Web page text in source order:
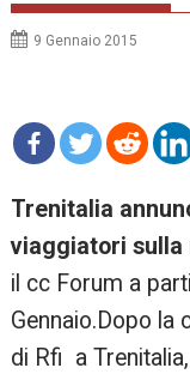
9 Gennaio 2015
Trenitalia
viaggiatori sulla
il cc Forum a
Gennaio.Dopo la
di Rfi a